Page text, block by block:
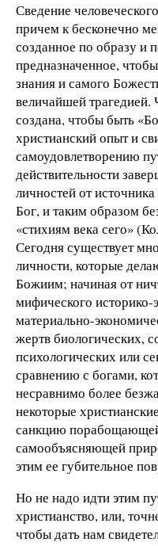
Сведение
причем к бесконечно
созданное по образу
предназначенное,
знания и самого
величайшей трагедией.
создана, чтобы быть
христианский опыт и
самоудовлетворению
действительности
личностей от
Бог, и таким образом
«стихиям века сего»
Сегодня существует
личности, которые
Божиим; начиная от
мифического
материально-
жертв биологических,
психологических или
сравнению с богами,
несравнимо более
некоторые
санкцию
самообъясняющей
этим ее губительное
Но не надо идти этим
христианство, или,
чтобы дать нам